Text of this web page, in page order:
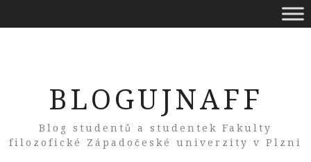
BLOGUJNAFF
Blog studentů a studentek Fakulty
filozofické Západočeské univerzity v Plzni